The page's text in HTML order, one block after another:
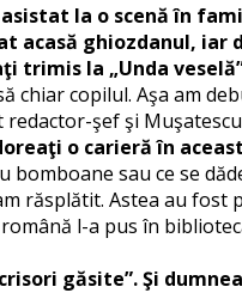
asistat la o scenă în
acasă ghiozdanul,
trimis la „Unda
chiar copilul. Aşa am
redactor-şef şi
o carieră în
sau ce se
răsplătit. Astea au
l-a pus în
găsite”. Şi